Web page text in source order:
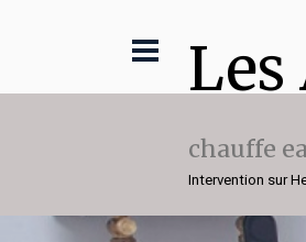
chauffe
Intervention sur